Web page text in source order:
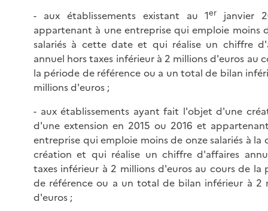
- aux établissements existant au 1er
janvier
appartenant à une entreprise qui emploie moins
salariés à cette date et qui réalise un chiffre
annuel hors taxes inférieur à 2 millions d'euros au
la période de référence ou a un total de bilan
millions d'euros ;
- aux établissements ayant fait l'objet d'une
d'une extension en 2015 ou 2016 et
entreprise qui emploie moins de onze salariés à la
création et qui réalise un chiffre d'affaires
taxes inférieur à 2 millions d'euros au cours de la
de référence ou a un total de bilan inférieur à 2
d'euros ;